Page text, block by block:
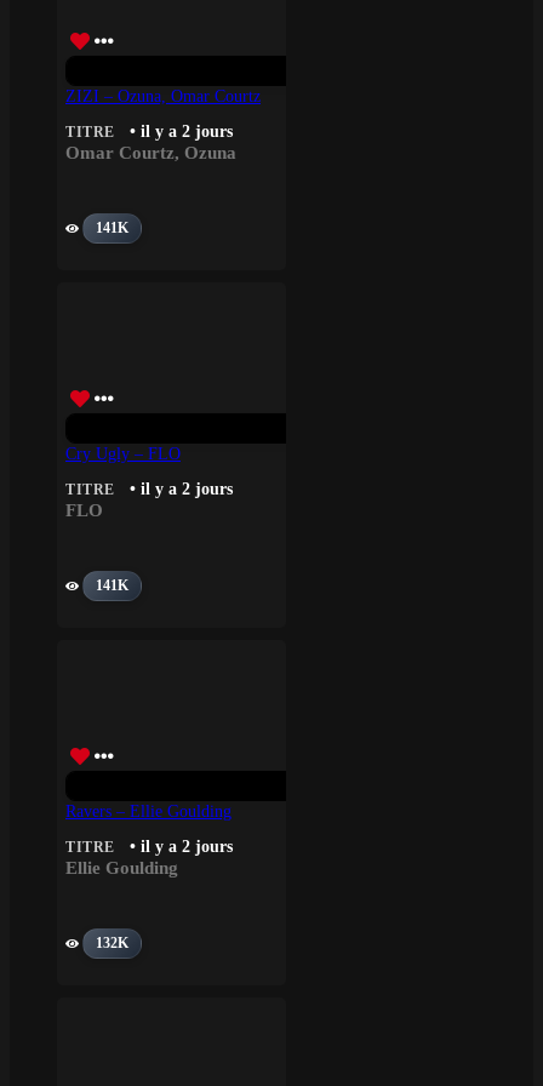
ZIZI – Ozuna, Omar Courtz
TITRE • il y a 2 jours
Omar Courtz, Ozuna
141K
Cry Ugly – FLO
TITRE • il y a 2 jours
FLO
141K
Ravers – Ellie Goulding
TITRE • il y a 2 jours
Ellie Goulding
132K